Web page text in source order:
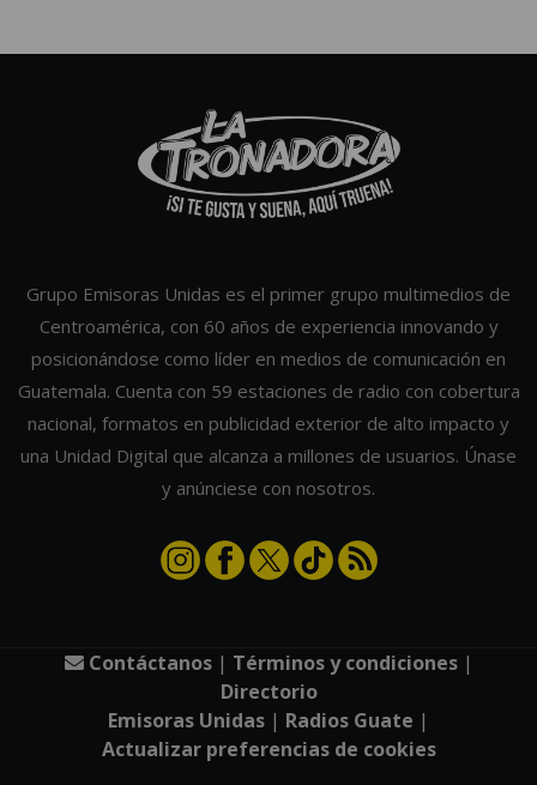
Grupo Emisoras Unidas es el primer grupo multimedios de
Centroamérica, con 60 años de experiencia innovando y
posicionándose como líder en medios de comunicación en
Guatemala. Cuenta con 59 estaciones de radio con cobertura
nacional, formatos en publicidad exterior de alto impacto y
una Unidad Digital que alcanza a millones de usuarios. Únase
y anúnciese con nosotros.
Contáctanos| Términos y condiciones|
Directorio
Emisoras Unidas | Radios Guate |
Actualizar preferencias de cookies